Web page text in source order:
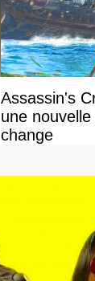
Assassin's
une
change